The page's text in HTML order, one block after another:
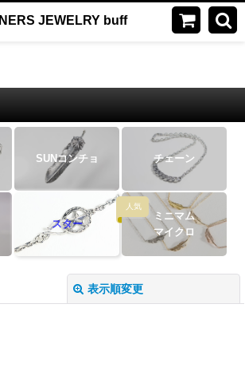
JEWELRY buff
SUNコンチョ チェーン
スター
人気
ミニマム
マイクロ
表示順変更